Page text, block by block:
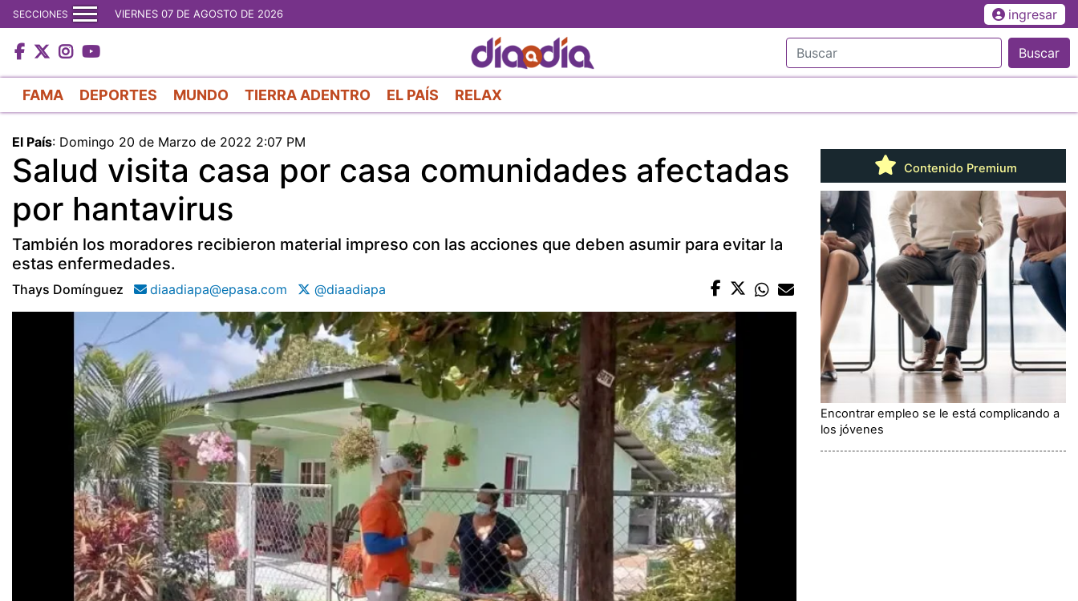
al
contenido
principal
SECCIONES VIERNES 07 DE AGOSTO DE 2026 ingresar
Buscar
FAMA DEPORTES MUNDO TIERRA ADENTRO EL PAÍS RELAX
El País: Domingo 20 de Marzo de 2022 2:07 PM
Salud visita casa por casa comunidades afectadas
por hantavirus
También los moradores recibieron material impreso con las acciones que deben asumir para evitar la
estas enfermedades.
Thays Domínguez diaadiapa@epasa.com @diaadiapa
Contenido Premium
Encontrar empleo se le está complicando a
los jóvenes